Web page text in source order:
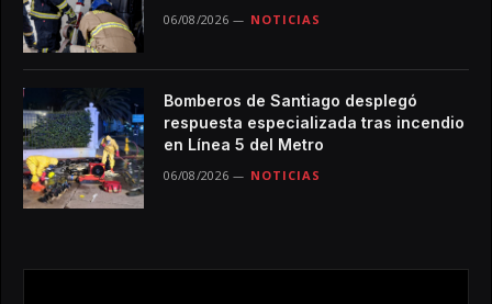
06/08/2026 NOTICIAS
Bomberos de Santiago desplegó
respuesta especializada tras incendio
en Línea 5 del Metro
06/08/2026 NOTICIAS